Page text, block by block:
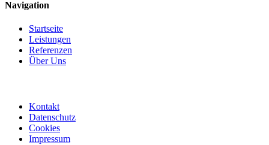
Navigation
Startseite
Leistungen
Referenzen
Über Uns
Kontakt
Datenschutz
Cookies
Impressum